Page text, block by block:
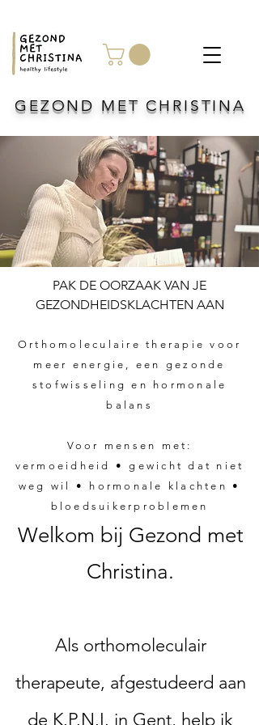
GEZOND MET CHRISTINA
PAK DE OORZAAK VAN JE
GEZONDHEIDSKLACHTEN AAN
Orthomoleculaire therapie voor
meer energie, een gezonde
stofwisseling en hormonale
balans
Voor mensen met:
vermoeidheid • gewicht dat niet
weg wil • hormonale klachten •
bloedsuikerproblemen
Welkom bij Gezond met
Christina.
Als orthomoleculair
therapeute, afgestudeerd aan
de K.P.N.I. in Gent, help ik